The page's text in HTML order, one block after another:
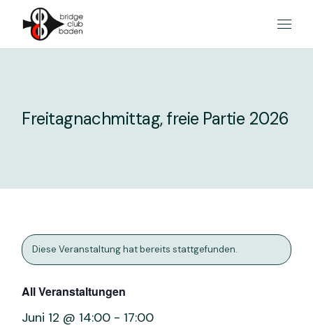
content
Freitagnachmittag, freie Partie 2026
Diese Veranstaltung hat bereits stattgefunden.
All Veranstaltungen
Juni 12 @ 14:00 - 17:00